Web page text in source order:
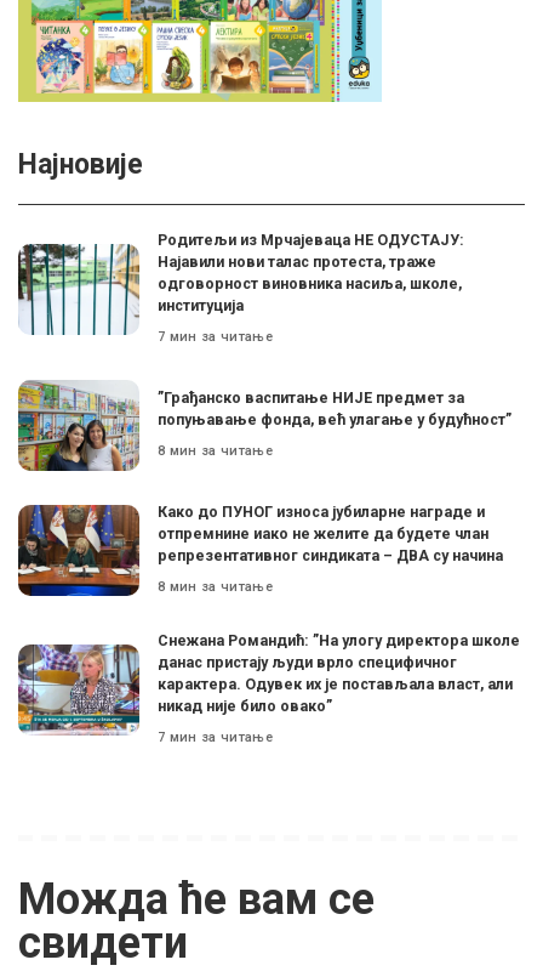
Најновије
Родитељи из Мрчајеваца НЕ ОДУСТАЈУ:
Најавили нови талас протеста, траже
одговорност виновника насиља, школе,
институција
7 мин за читање
”Грађанско васпитање НИЈЕ предмет за
попуњавање фонда, већ улагање у будућност”
8 мин за читање
Како до ПУНОГ износа јубиларне награде и
отпремнине иако не желите да будете члан
репрезентативног синдиката – ДВА су начина
8 мин за читање
Снежана Романдић: ”На улогу директора школе
данас пристају људи врло специфичног
карактера. Одувек их је постављала власт, али
никад није било овако”
7 мин за читање
Можда ће вам се
свидети